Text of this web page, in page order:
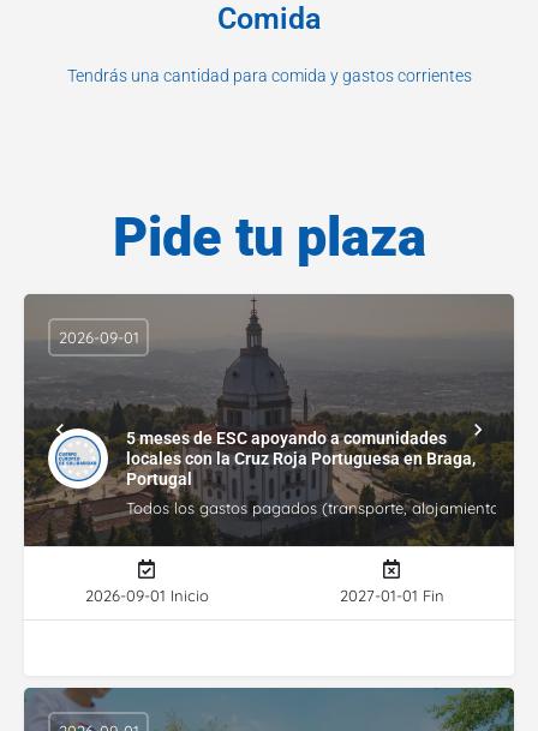
Comida
Tendrás una cantidad para comida y gastos corrientes
Pide tu plaza
5 meses de ESC apoyando a comunidades
locales con la Cruz Roja Portuguesa en Braga,
Portugal
Todos los gastos pagados (transporte, alojamiento,
2026-09-01
2026-09-01 Inicio 2027-01-01 Fin